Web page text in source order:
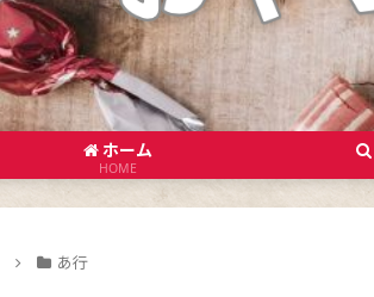
ホーム
HOME
あ行